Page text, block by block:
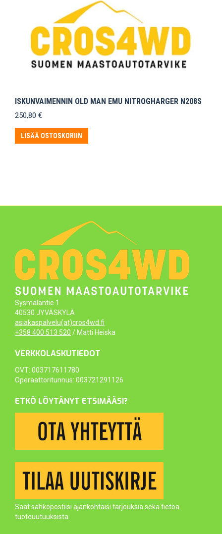
ISKUNVAIMENNIN OLD MAN EMU NITROGHARGER N208S
250,80 €
LISÄÄ OSTOSKORIIN
Sysmäläntie 1
40530 JYVÄSKYLÄ
asiakaspalvelu(at)cros4wd.fi
+358 400 513 520 / Matti Heiska
VERKKOLASKUTIEDOT
OVT: 003717611780
Operaattoritunnus: 003721291126
ETKÖ LÖYTÄNYT ETSIMÄÄSI?
Saat sähköpostiisi ajankohtaisi tarjouksia sekä tietoa
tuoteuutuuksista.